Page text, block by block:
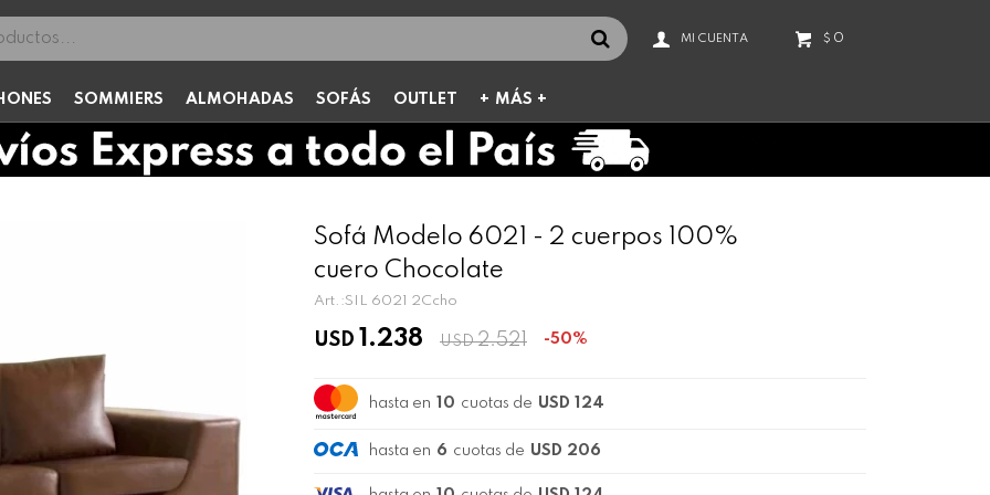
SOMMIERS ALMOHADAS SOFÁS OUTLET MÁS +
$ 0
Sofá Modelo 6021 - 2 cuerpos 100%
cuero Chocolate
SIL 6021 2Ccho
USD 1.238 USD 2.521 50
hasta en 10 cuotas de USD 124
hasta en 6 cuotas de USD 206